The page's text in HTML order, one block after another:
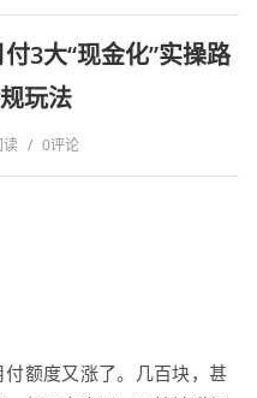
3大“现金化”实操路
玩法
读 / 0评论
额度又涨了。几百块，甚